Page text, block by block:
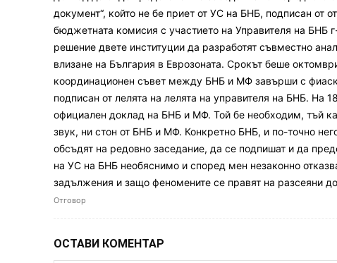
документ“, който не бе приет от УС на БНБ, подписан от
бюджетната комисия с участието на Управителя на БНБ
решение двете институции да разработят съвместно
влизане на България в Еврозоната. Срокът беше
координационен съвет между БНБ и МФ завърши с
подписан от лелята на лелята на управителя на БНБ. На
официален доклад на БНБ и МФ. Той бе необходим, тъй
звук, ни стон от БНБ и МФ. Конкретно БНБ, и по-точно
обсъдят на редовно заседание, да се подпишат и да
на УС на БНБ необяснимо и според мен незаконно
задължения и защо феномените се правят на разсеяни
Отговор
ОСТАВИ КОМЕНТАР